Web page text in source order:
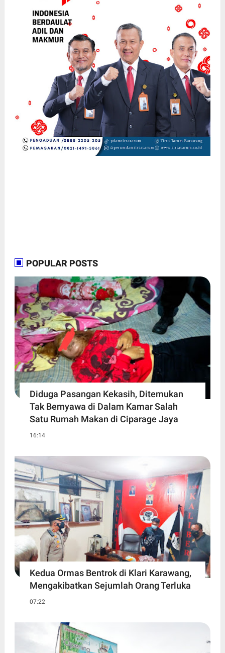
POPULAR POSTS
Diduga Pasangan Kekasih, Ditemukan
Tak Bernyawa di Dalam Kamar Salah
Satu Rumah Makan di Ciparage Jaya
16:14
Kedua Ormas Bentrok di Klari Karawang,
Mengakibatkan Sejumlah Orang Terluka
07:22